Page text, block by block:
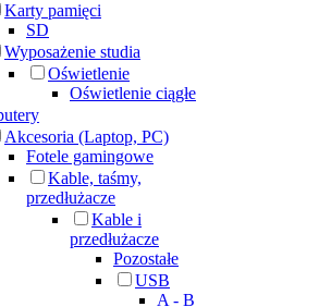
Karty pamięci
SD
Wyposażenie studia
Oświetlenie
Oświetlenie ciągłe
Akcesoria (Laptop, PC)
Fotele gamingowe
Kable, taśmy,
przedłużacze
Kable i
przedłużacze
Pozostałe
USB
A - B